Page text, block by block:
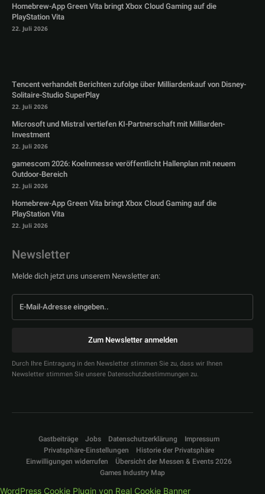
Homebrew-App Green Vita bringt Xbox Cloud Gaming auf die
PlayStation Vita
22. Juli 2026
Tencent verhandelt Berichten zufolge über Milliardenkauf von Disney-
Solitaire-Studio SuperPlay
22. Juli 2026
Microsoft und Mistral vertiefen KI-Partnerschaft mit Milliarden-
Investment
22. Juli 2026
gamescom 2026: Koelnmesse veröffentlicht Hallenplan mit neuem
Outdoor-Bereich
22. Juli 2026
Homebrew-App Green Vita bringt Xbox Cloud Gaming auf die
PlayStation Vita
22. Juli 2026
Newsletter
Melde dich jetzt uns unserem Newsletter an:
Zum Newsletter anmelden
Durch Ihre Eintragung in den Newsletter stimmen Sie zu, dass wir Ihnen
Newsletter stimmen Sie unsere Datenschutzbestimmungen zu.
Gastbeiträge Jobs Datenschutzerklärung
Impressum
Privatsphäre-Einstellungen
Historie der Privatsphäre
Einwilligungen widerrufen
Übersicht der Messen & Events 2026
Games Industry Map
WordPress Cookie Plugin von Real Cookie Banner